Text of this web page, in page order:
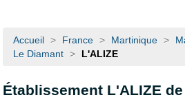
Accueil > France > Martinique >
Le Diamant > L'ALIZE
Établissement L'ALIZE de